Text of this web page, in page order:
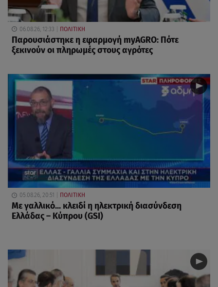
06.08.26, 12:33 ΠΟΛΙΤΙΚΗ
Παρουσιάστηκε η εφαρμογή myAGRO: Πότε
ξεκινούν οι πληρωμές στους αγρότες
05.08.26, 20:51 ΠΟΛΙΤΙΚΗ
Με γαλλικό... κλειδί η ηλεκτρική διασύνδεση
Ελλάδας – Κύπρου (GSI)